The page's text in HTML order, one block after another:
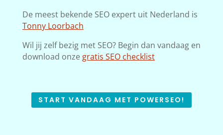
De meest bekende SEO expert uit Nederland is
Tonny Loorbach
Wil jij zelf bezig met SEO? Begin dan vandaag en
download onze gratis SEO checklist
START VANDAAG MET POWERSEO!